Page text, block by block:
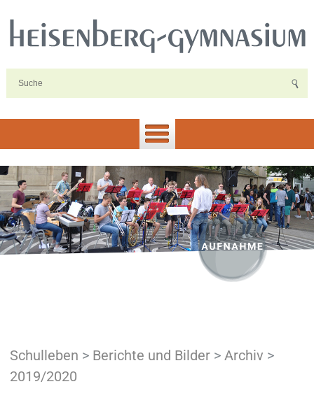
Schulleben > Berichte und Bilder> Archiv >
2019/2020